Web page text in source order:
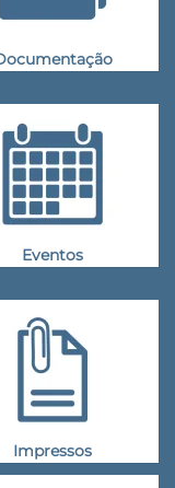
Eventos
Impressos